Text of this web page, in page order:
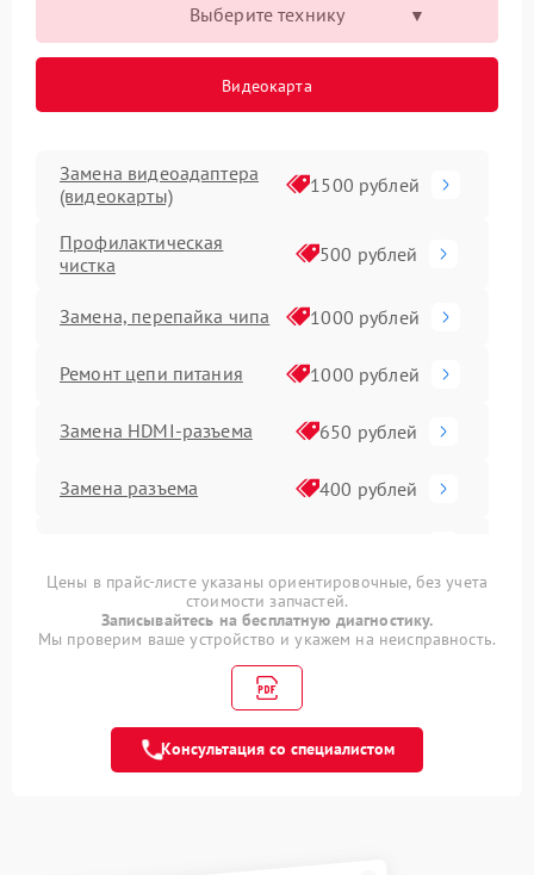
Выберите технику
Видеокарта
Замена видеоадаптера
(видеокарты)
1500 рублей
Профилактическая
чистка
500 рублей
Замена, перепайка чипа 1000 рублей
Ремонт цепи питания 1000 рублей
Замена HDMI-разъема 650 рублей
Замена разъема 400 рублей
Замена медных трубок 800 рублей
Замена чипов памяти
Обновление/
500 рублей
Цены в прайс-листе указаны ориентировочные, без учета
стоимости запчастей.
Записывайтесь на бесплатную диагностику.
Мы проверим ваше устройство и укажем на неисправность.
Консультация со специалистом